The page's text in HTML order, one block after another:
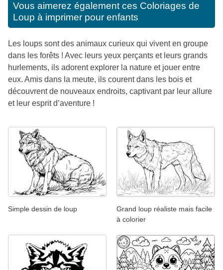
Vous aimerez également ces Coloriages de
Loup à imprimer pour enfants
Les loups sont des animaux curieux qui vivent en groupe
dans les forêts ! Avec leurs yeux perçants et leurs grands
hurlements, ils adorent explorer la nature et jouer entre
eux. Amis dans la meute, ils courent dans les bois et
découvrent de nouveaux endroits, captivant par leur allure
et leur esprit d’aventure !
Simple dessin de loup
Grand loup réaliste mais facile
à colorier